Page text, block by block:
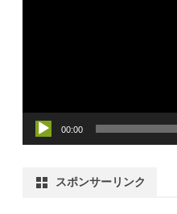
00:00
スポンサーリンク